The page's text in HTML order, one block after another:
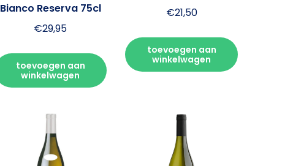
Bianco Reserva 75cl
€29,95
toevoegen aan
winkelwagen
€21,50
toevoegen aan
winkelwagen